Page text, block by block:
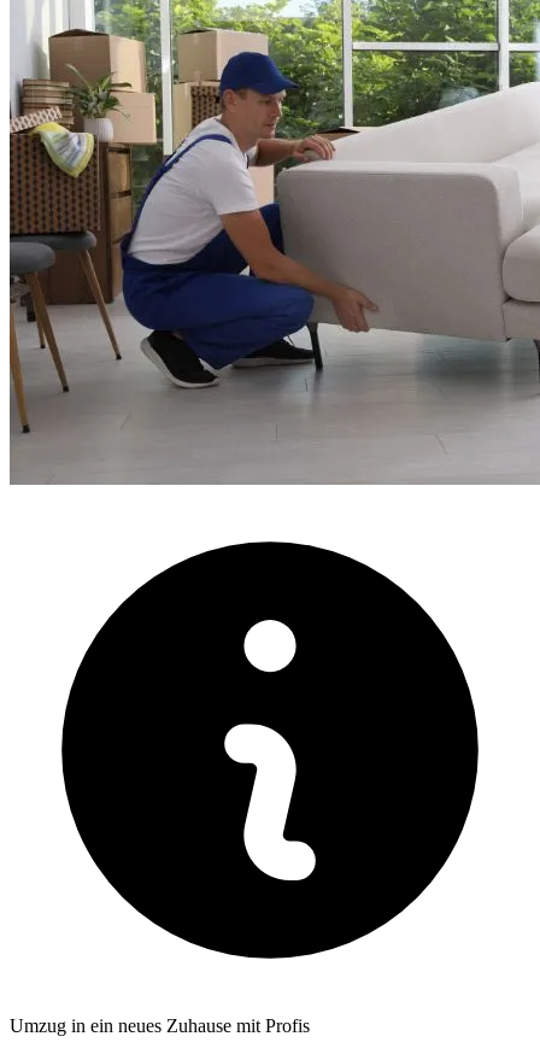
Umzug in ein neues Zuhause mit Profis